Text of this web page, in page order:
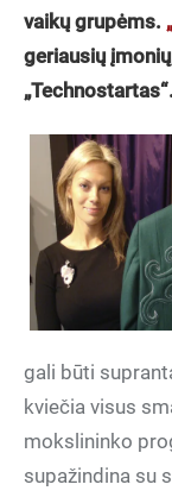
vaikų grupėms.
geriausių
„Technostartas“.
gali būti
kviečia visus
mokslininko
supažindina su